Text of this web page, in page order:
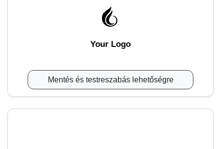
Your Logo
Mentés és testreszabás lehetőségre